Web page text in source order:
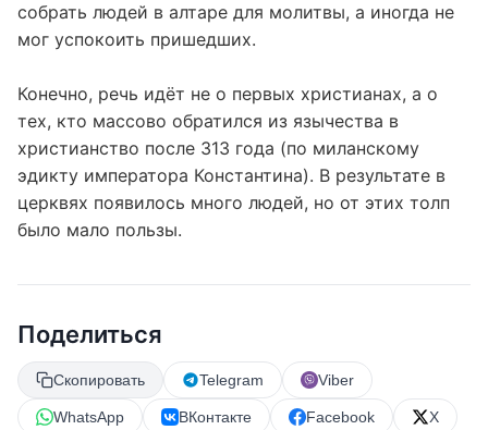
собрать людей в алтаре для молитвы, а иногда не
мог успокоить пришедших.
Конечно, речь идёт не о первых христианах, а о
тех, кто массово обратился из язычества в
христианство после 313 года (по миланскому
эдикту императора Константина). В результате в
церквях появилось много людей, но от этих толп
было мало пользы.
Поделиться
Скопировать Telegram Viber
WhatsApp ВКонтакте Facebook X